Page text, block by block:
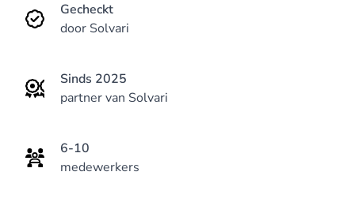
Gecheckt
door Solvari
Sinds 2025
partner van Solvari
6-10
medewerkers